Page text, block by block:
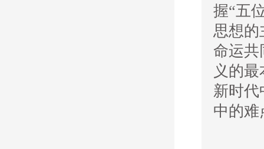
握“五
思想的
命运共
义的
新时代
中的难